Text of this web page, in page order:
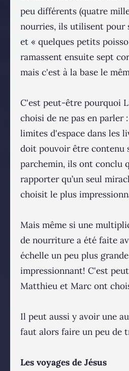
peu différents (quatre
nourries, ils utilisent pour
et « quelques petits
ramassent ensuite sept
mais c'est à la base le
C'est peut-être pourquoi
choisi de ne pas en parler
limites d'espace dans les
doit pouvoir être contenu
parchemin, ils ont conclu
rapporter qu’un seul
choisit le plus
Mais même si une
de nourriture a été faite
échelle un peu plus
impressionnant! C'est
Matthieu et Marc ont
Il peut aussi y avoir une
faut alors faire un peu de
Les voyages de Jésus